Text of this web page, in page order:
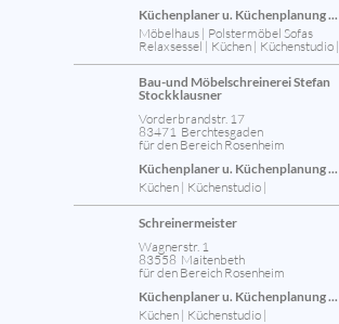
Küchenplaner u. Küchenplanung ...
Möbelhaus | Polstermöbel Sofas
Relaxsessel | Küchen | Küchenstudio |
Bau-und Möbelschreinerei Stefan
Stockklausner
Vorderbrandstr. 17
83471 Berchtesgaden
für den Bereich Rosenheim
Küchenplaner u. Küchenplanung ...
Küchen | Küchenstudio |
Schreinermeister
Wagnerstr. 1
83558 Maitenbeth
für den Bereich Rosenheim
Küchenplaner u. Küchenplanung ...
Küchen | Küchenstudio |